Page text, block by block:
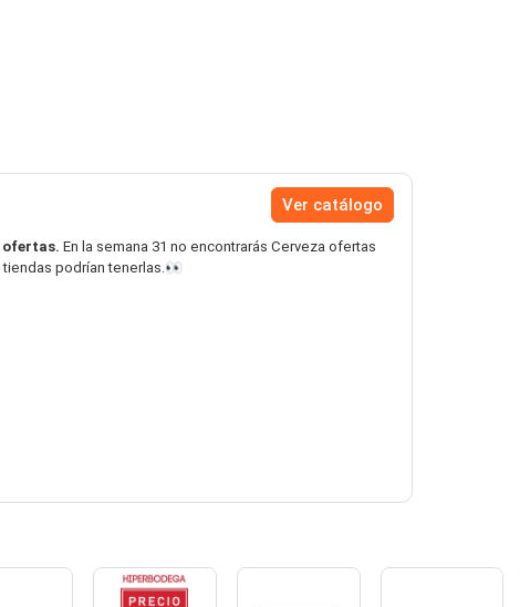
Ver catálogo
ofertas. En la semana 31 no encontrarás Cerveza ofertas
podrían tenerlas.👀